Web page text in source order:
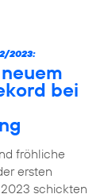
2023:
bei
fröhliche
ersten
schickten